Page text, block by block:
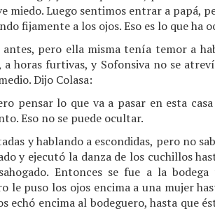
miedo. Luego sentimos entrar a papá,
fijamente a los ojos. Eso es lo que ha
pero ella misma tenía temor a
a horas furtivas, y Sofonsiva no se
Dijo Colasa:
pensar lo que va a pasar en esta
Eso no se puede ocultar.
y hablando a escondidas, pero no
y ejecutó la danza de los cuchillos
Entonces se fue a la
le puso los ojos encima a una mujer
encima al bodeguero, hasta que